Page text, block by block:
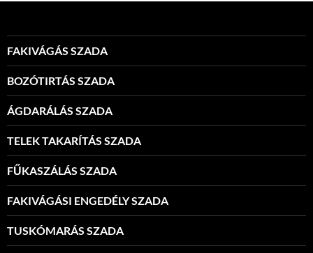
FAKIVÁGÁS SZADA
BOZÓTIRTÁS SZADA
ÁGDARÁLÁS SZADA
TELEK TAKARÍTÁS SZADA
FŰKASZÁLÁS SZADA
FAKIVÁGÁSI ENGEDÉLY SZADA
TUSKÓMARÁS SZADA